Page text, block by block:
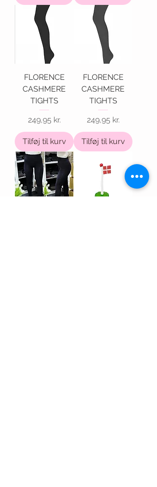
FLORENCE
CASHMERE
TIGHTS
Pris
249,95 kr.
Tilføj til kurv
FLORENCE
CASHMERE
TIGHTS
Pris
249,95 kr.
Tilføj til kurv